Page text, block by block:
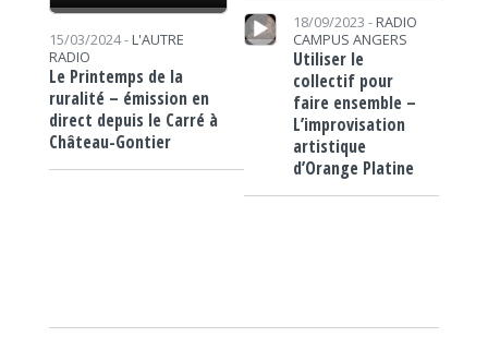
15/03/2024 - L'AUTRE
RADIO
Le Printemps de la
ruralité – émission en
direct depuis le Carré à
Château-Gontier
Lecteur audio
18/09/2023 - RADIO
CAMPUS ANGERS
Utiliser le
collectif pour
faire ensemble –
L’improvisation
artistique
d’Orange Platine